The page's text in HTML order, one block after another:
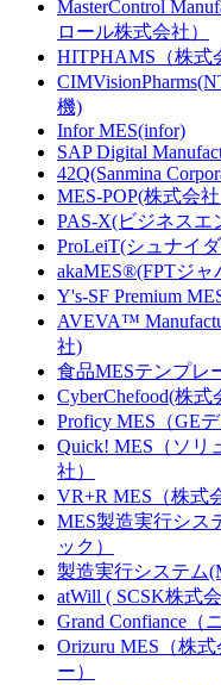
MasterControl
ロール株式会社）
HITPHAMS（株式
機)
Infor MES(infor)
SAP Digital
42Q(Sanmina
MES-POP(株式会
PAS-X(ビジネスエ
ProLeiT(シュナイ
akaMES®(FPTジ
Y's-SF Premium
AVEVA™
社)
食品MESテンプレ
CyberChefood(株
Proficy MES（GE
Quick! MES（ソリ
社）
VR+R MES（株式
MES製造実行シス
ック）
製造実行システム
atWill ( SCSK株式
Grand Confiance（
Orizuru MES（株
ー）